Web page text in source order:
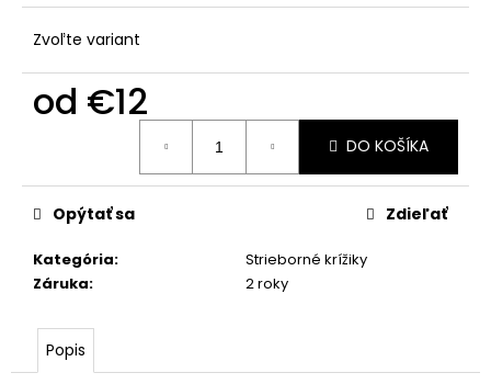
Zvoľte variant
od €12
DO KOŠÍKA
Kategória:
Strieborné krížiky
Záruka: 2 roky
Opýtať sa Zdieľať
Popis
e
ZLATÝ
OBDLŽNIK
€279